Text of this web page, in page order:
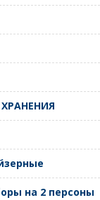
на 2 персоны